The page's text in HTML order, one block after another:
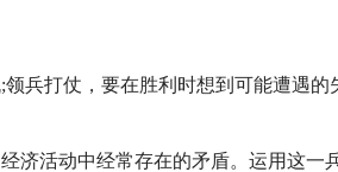
打仗，要在胜利时想到可能遭遇的
活动中经常存在的矛盾。运用这一兵